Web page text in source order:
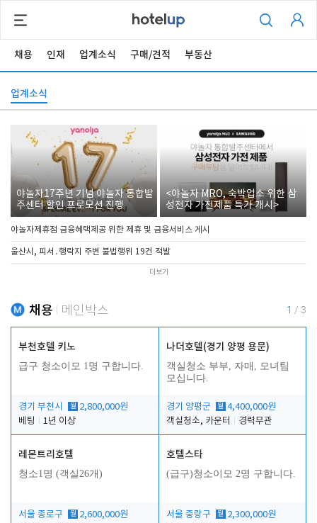
채용 인재 업계소식 구매/견적 부동산
업계소식
야놀자17주년 기념 야놀자 통합발
주센터 할인 프로모션 진행
<야놀자 MRO, 숙박업소 위한 삼
성전자 가전제품 특가 개시>
야놀자제휴점 금융혜택제공 위한 제휴 및 금융서비스 게시
울산시, 피서․행락지 주변 불법행위 19건 적발
더보기
채용 메인박스 1 / 3
부천호텔 키노
급구 청소이모 1명 구합니다.
경기 부천시 월 2,800,000원
베팅
1년 이상
나더호텔(경기 양평 용문)
객실청소 부부, 자매, 모녀팀
모십니다.
경기 양평군 월 4,400,000원
객실청소, 카운터
경력무관
레몬트리호텔
청소1명 (객실26개)
서울 종로구 월 2,600,000원
호텔스타
(급구)청소이모 2명 구합니다.
서울 중랑구 월 2,300,000원